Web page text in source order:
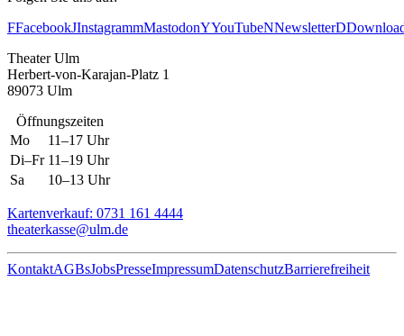
FFacebookJInstagrammMastodonYYouTubeNNewsletterD
Theater Ulm
Herbert-von-Karajan-Platz 1
89073 Ulm
Öffnungszeiten
Mo
11–17 Uhr
Di–Fr 11–19 Uhr
Sa
10–13 Uhr
Kartenverkauf: 0731 161 4444
theaterkasse@ulm.de
KontaktAGBsJobsPresseImpressumDatenschutzBarrierefreiheit